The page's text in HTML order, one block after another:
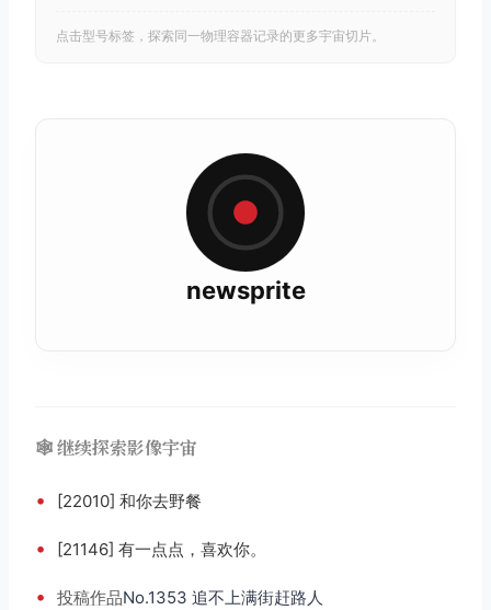
点击型号标签，探索同一物理容器记录的更多宇宙切片。
newsprite
🕸️ 继续探索影像宇宙
• [22010] 和你去野餐
• [21146] 有一点点，喜欢你。
• 投稿作品No.1353 追不上满街赶路人